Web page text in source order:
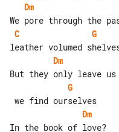
Dm
C
G
Dm
G
Dm